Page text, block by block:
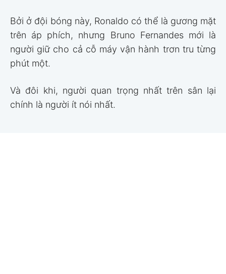
Bởi ở đội bóng này, Ronaldo có thể là gương mặt
trên áp phích, nhưng Bruno Fernandes mới là
người giữ cho cả cỗ máy vận hành trơn tru từng
phút một.
Và đôi khi, người quan trọng nhất trên sân lại
chính là người ít nói nhất.